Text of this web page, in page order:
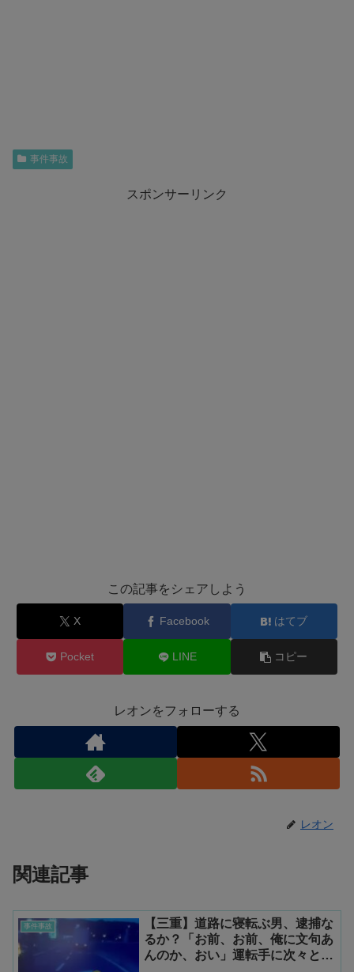
事件事故
スポンサーリンク
この記事をシェアしよう
X Facebook はてブ
Pocket LINE コピー
レオンをフォローする
レオン
関連記事
事件事故
【三重】道路に寝転ぶ男、逮捕な
るか？「お前、お前、俺に文句あ
んのか、おい」運転手に次々と絡